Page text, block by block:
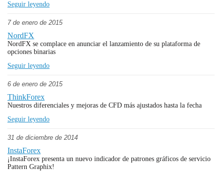
Seguir leyendo
7 de enero de 2015
NordFX
NordFX se complace en anunciar el lanzamiento de su plataforma de
opciones binarias
Seguir leyendo
6 de enero de 2015
ThinkForex
Nuestros diferenciales y mejoras de CFD más ajustados hasta la fecha
Seguir leyendo
31 de diciembre de 2014
InstaForex
¡InstaForex presenta un nuevo indicador de patrones gráficos de servicio
Pattern Graphix!